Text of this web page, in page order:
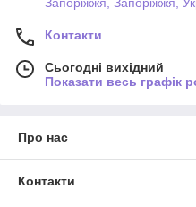
Запоріжжя, Запоріжжя,
Контакти
Сьогодні вихідний
Показати весь графік
Про нас
Контакти